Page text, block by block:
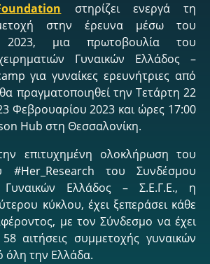
στηρίζει ενεργά τη
στην έρευνα μέσω του
2023, μια πρωτοβουλία του
Γυναικών Ελλάδος –
για γυναίκες ερευνήτριες από
πραγματοποιηθεί την Τετάρτη 22
Φεβρουαρίου 2023 και ώρες 17:00
Hub στη Θεσσαλονίκη.
επιτυχημένη ολοκλήρωση του
#Her_Research του Συνδέσμου
Γυναικών Ελλάδος – Σ.Ε.Γ.Ε., η
κύκλου, έχει ξεπεράσει κάθε
με τον Σύνδεσμο να έχει
αιτήσεις συμμετοχής γυναικών
όλη την Ελλάδα.